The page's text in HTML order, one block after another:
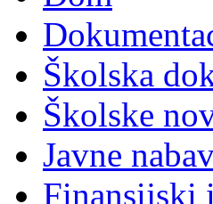
Školska
Školske
Javne
Finansijski